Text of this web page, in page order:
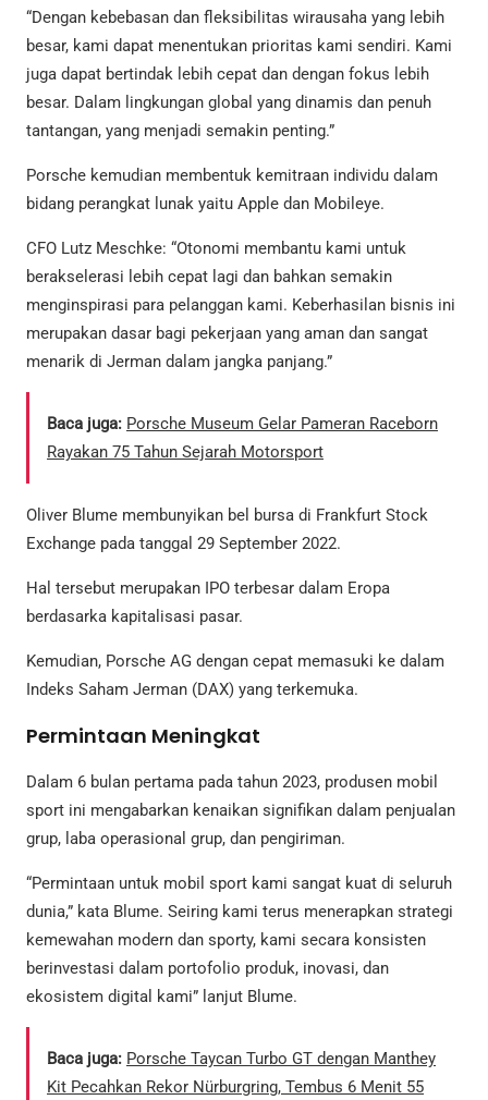
“Dengan kebebasan dan fleksibilitas wirausaha yang lebih
besar, kami dapat menentukan prioritas kami sendiri. Kami
juga dapat bertindak lebih cepat dan dengan fokus lebih
besar. Dalam lingkungan global yang dinamis dan penuh
tantangan, yang menjadi semakin penting.”
Porsche kemudian membentuk kemitraan individu dalam
bidang perangkat lunak yaitu Apple dan Mobileye.
CFO Lutz Meschke: “Otonomi membantu kami untuk
berakselerasi lebih cepat lagi dan bahkan semakin
menginspirasi para pelanggan kami. Keberhasilan bisnis ini
merupakan dasar bagi pekerjaan yang aman dan sangat
menarik di Jerman dalam jangka panjang.”
Baca juga: Porsche Museum Gelar Pameran Raceborn
Rayakan 75 Tahun Sejarah Motorsport
Oliver Blume membunyikan bel bursa di Frankfurt Stock
Exchange pada tanggal 29 September 2022.
Hal tersebut merupakan IPO terbesar dalam Eropa
berdasarka kapitalisasi pasar.
Kemudian, Porsche AG dengan cepat memasuki ke dalam
Indeks Saham Jerman (DAX) yang terkemuka.
Permintaan Meningkat
Dalam 6 bulan pertama pada tahun 2023, produsen mobil
sport ini mengabarkan kenaikan signifikan dalam penjualan
grup, laba operasional grup, dan pengiriman.
“Permintaan untuk mobil sport kami sangat kuat di seluruh
dunia,” kata Blume. Seiring kami terus menerapkan strategi
kemewahan modern dan sporty, kami secara konsisten
berinvestasi dalam portofolio produk, inovasi, dan
ekosistem digital kami” lanjut Blume.
Baca juga: Porsche Taycan Turbo GT dengan Manthey
Kit Pecahkan Rekor Nürburgring, Tembus 6 Menit 55